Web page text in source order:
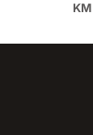
KM